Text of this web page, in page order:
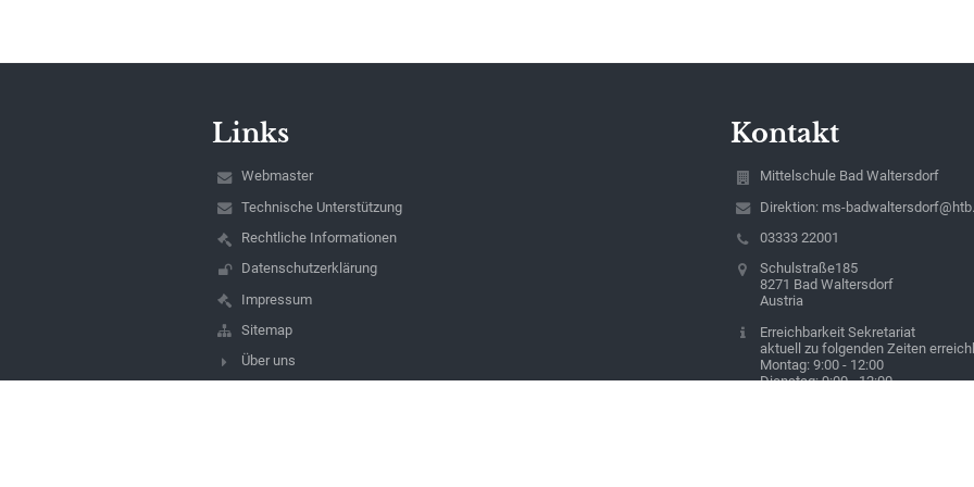
Links
Webmaster
Technische Unterstützung
Rechtliche Informationen
Datenschutzerklärung
Impressum
Sitemap
Über uns
Kontakt
Mittelschule Bad Waltersdorf
Direktion: ms-
03333 22001
Schulstraße185
8271 Bad Waltersdorf
Austria
Erreichbarkeit Sekretariat
aktuell zu folgenden Zeiten
Montag: 9:00 - 12:00
Dienstag: 9:00 - 12:00